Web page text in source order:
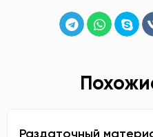
Раздаточный